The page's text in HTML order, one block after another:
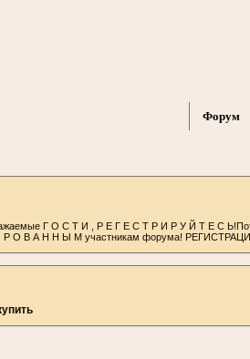
Форум
Г О С Т И , Р Е Г Е С Т Р И Р У Й Т Е С
В А Н Н Ы М участникам форума!